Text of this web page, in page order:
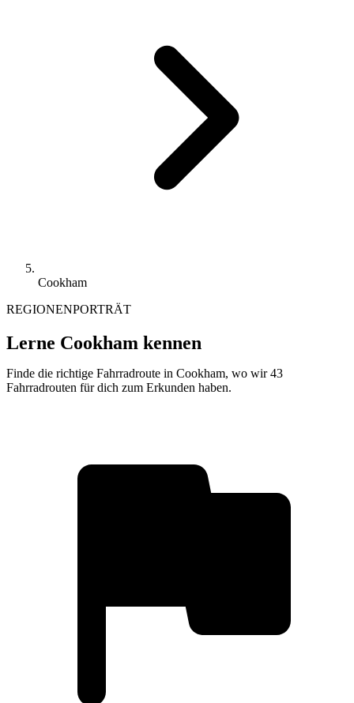
Cookham
REGIONENPORTRÄT
Lerne Cookham kennen
Finde die richtige Fahrradroute in Cookham, wo wir 43
Fahrradrouten für dich zum Erkunden haben.